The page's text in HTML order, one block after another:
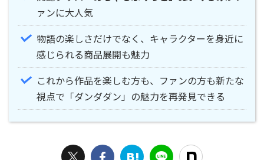
ァンに大人気
物語の楽しさだけでなく、キャラクターを身近に
感じられる商品展開も魅力
これから作品を楽しむ方も、ファンの方も新たな
視点で「ダンダダン」の魅力を再発見できる